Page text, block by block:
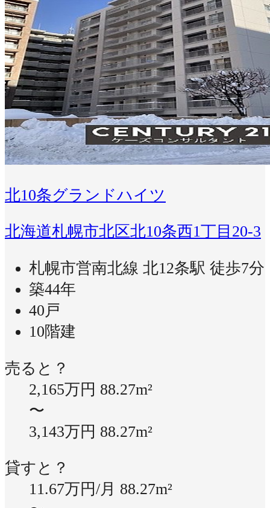
北10条グランドハイツ
北海道札幌市北区北10条西1丁目20-3
札幌市営南北線 北12条駅 徒歩7分
築44年
40戸
10階建
売ると？
2,165万円 88.27m²
〜
3,143万円 88.27m²
貸すと？
11.67万円/月 88.27m²